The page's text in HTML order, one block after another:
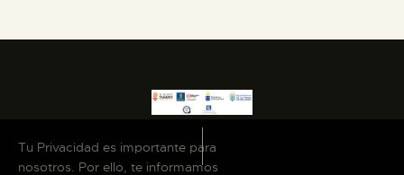
Tu Privacidad es importante para
nosotros. Por ello, te informamos